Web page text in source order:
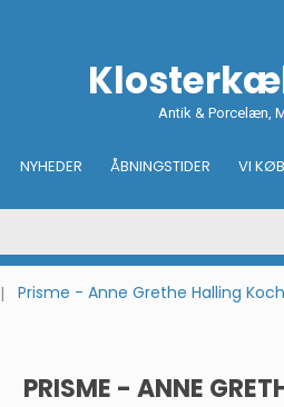
Antik & Porcelæn,
NYHEDER ÅBNINGSTIDER VI
Prisme - Anne Grethe Halling Koch
PRISME - ANNE